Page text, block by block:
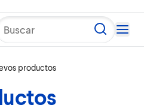
Buscar
productos